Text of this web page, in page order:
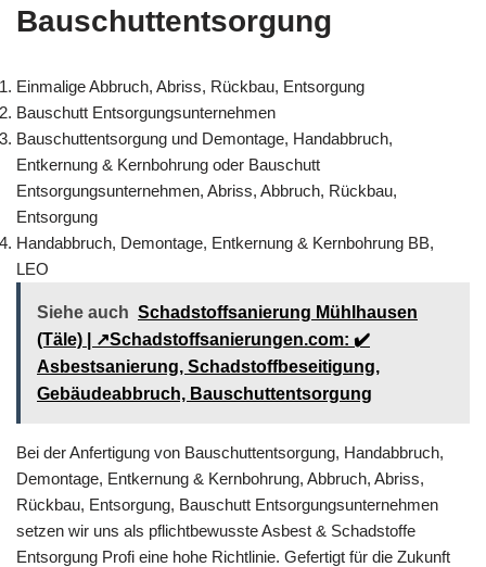
Bauschuttentsorgung
Einmalige Abbruch, Abriss, Rückbau, Entsorgung
Bauschutt Entsorgungsunternehmen
Bauschuttentsorgung und Demontage, Handabbruch,
Entkernung & Kernbohrung oder Bauschutt
Entsorgungsunternehmen, Abriss, Abbruch, Rückbau,
Entsorgung
Handabbruch, Demontage, Entkernung & Kernbohrung BB,
LEO
Siehe auch Schadstoffsanierung Mühlhausen
(Täle) | ↗️Schadstoffsanierungen.com: ✔️
Asbestsanierung, Schadstoffbeseitigung,
Gebäudeabbruch, Bauschuttentsorgung
Bei der Anfertigung von Bauschuttentsorgung, Handabbruch,
Demontage, Entkernung & Kernbohrung, Abbruch, Abriss,
Rückbau, Entsorgung, Bauschutt Entsorgungsunternehmen
setzen wir uns als pflichtbewusste Asbest & Schadstoffe
Entsorgung Profi eine hohe Richtlinie. Gefertigt für die Zukunft